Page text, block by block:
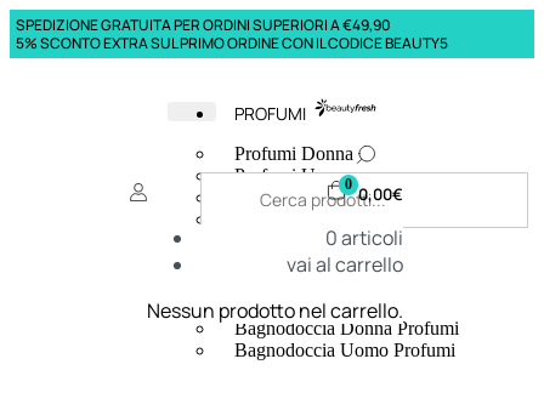
SPEDIZIONE GRATUITA PER ORDINI SUPERIORI A €49,90
5% SCONTO EXTRA SUL PRIMO ORDINE CON IL CODICE BEAUTY5
PROFUMI
Profumi Donna
Profumi Uomo
Deodoranti Donna
Corpo Donna
Corpo Uomo
Creme Mani
Bagnodoccia Donna Profumi
Bagnodoccia Uomo Profumi
0 0,00€
0articoli
vai al carrello
Nessun prodotto nel carrello.